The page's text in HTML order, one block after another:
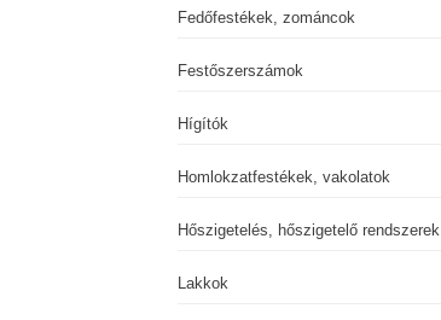
Fedőfestékek, zománcok
Festőszerszámok
Hígítók
Homlokzatfestékek, vakolatok
Hőszigetelés, hőszigetelő rendszerek
Lakkok